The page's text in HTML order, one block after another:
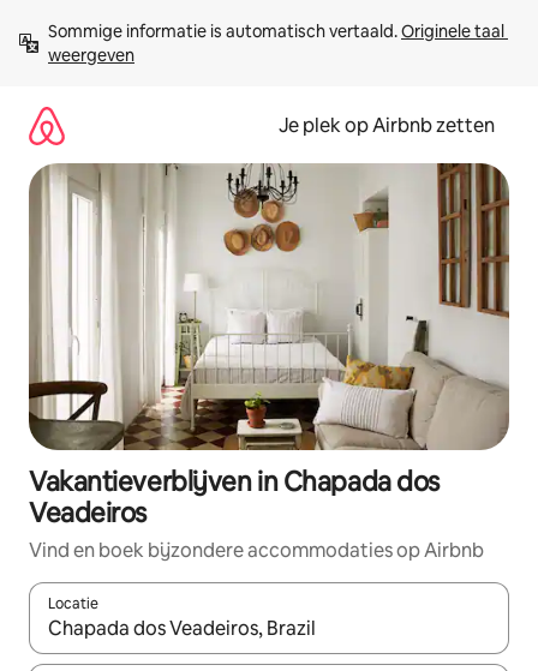
direct
naar
Sommige informatie is automatisch vertaald. Originele taal
weergeven
Je plek op Airbnb zetten
Vakantieverblijven in Chapada dos
Veadeiros
Vind en boek bijzondere accommodaties op Airbnb
Locatie
Wanneer er resultaten beschikbaar zijn, maak je een keuze